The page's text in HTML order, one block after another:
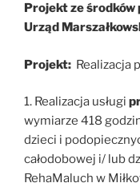
Projekt ze środków
Urząd
Projekt: Realizacja
1. Realizacja usługi
wymiarze 418
dzieci i
całodobowej i/ lub
RehaMaluch w